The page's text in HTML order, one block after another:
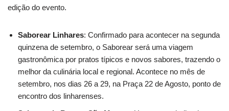
edição do evento.
Saborear Linhares: Confirmado para acontecer na segunda
quinzena de setembro, o Saborear será uma viagem
gastronômica por pratos típicos e novos sabores, trazendo o
melhor da culinária local e regional. Acontece no mês de
setembro, nos dias 26 a 29, na Praça 22 de Agosto, ponto de
encontro dos linharenses.